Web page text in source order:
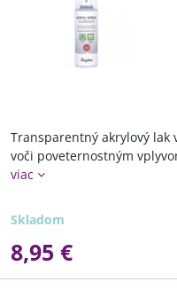
Transparentný akrylový lak
voči poveternostným
viac
Skladom
8,95 €